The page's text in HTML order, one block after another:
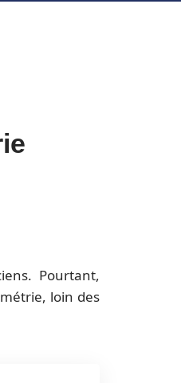
Pourtant,
loin des